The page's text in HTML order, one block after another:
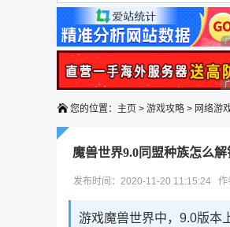
您的位置： 主页 > 游戏攻略 > 网络游
魔兽世界9.0同盟种族怎么
发布时间：2020-11-20 11:15:24 作
游戏魔兽世界中，9.0版本